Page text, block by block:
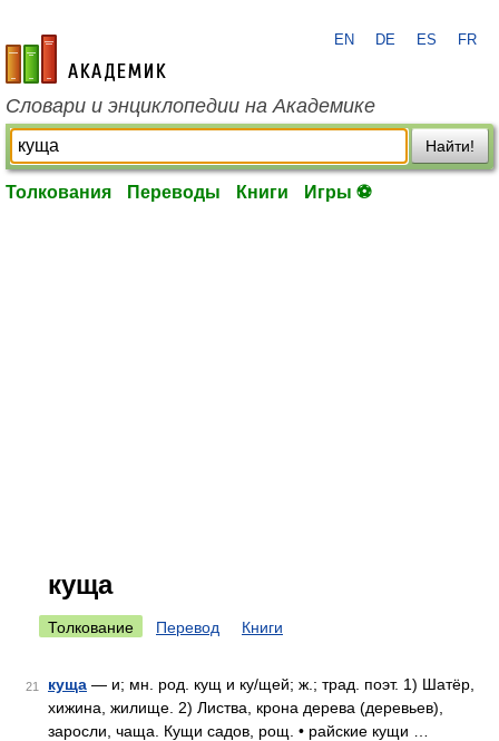
academic.ru
EN DE ES FR
Словари и энциклопедии на Академике
Найти!
Толкования Переводы Книги Игры ⚽
куща
Толкование Перевод Книги
21 куща — и; мн. род. кущ и ку/щей; ж.; трад. поэт. 1) Шатёр,
хижина, жилище. 2) Листва, крона дерева (деревьев),
заросли, чаща. Кущи садов, рощ. • райские кущи …